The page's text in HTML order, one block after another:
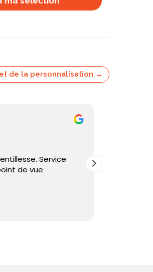
de la personnalisation →
Service
de vue